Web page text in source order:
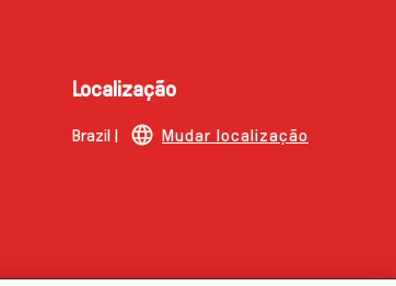
Localização
Brazil | Mudar localização